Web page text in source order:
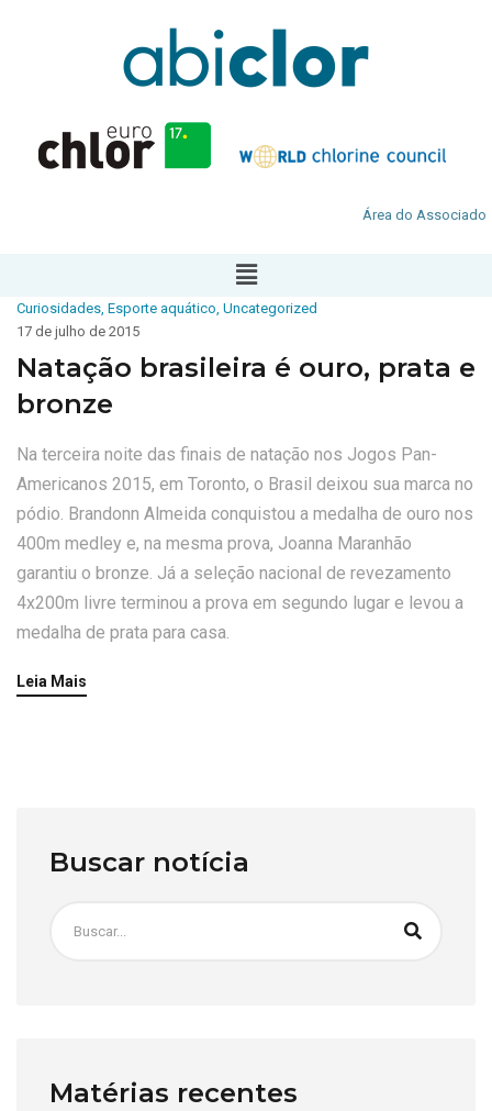
Área do Associado
Curiosidades, Esporte aquático, Uncategorized
17 de julho de 2015
Natação brasileira é ouro, prata e
bronze
Na terceira noite das finais de natação nos Jogos Pan-
Americanos 2015, em Toronto, o Brasil deixou sua marca no
pódio. Brandonn Almeida conquistou a medalha de ouro nos
400m medley e, na mesma prova, Joanna Maranhão
garantiu o bronze. Já a seleção nacional de revezamento
4x200m livre terminou a prova em segundo lugar e levou a
medalha de prata para casa.
Leia Mais
Buscar notícia
Matérias recentes